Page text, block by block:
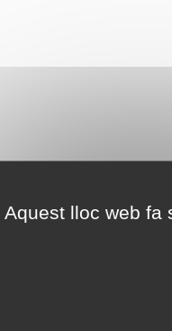
Aquest lloc web fa